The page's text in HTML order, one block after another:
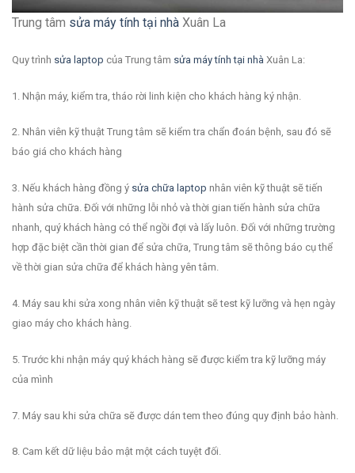
Trung tâm sửa máy tính tại nhà Xuân La
Quy trình sửa laptop của Trung tâm sửa máy tính tại nhà Xuân La:
1. Nhận máy, kiểm tra, tháo rời linh kiện cho khách hàng ký nhận.
2. Nhân viên kỹ thuật Trung tâm sẽ kiểm tra chẩn đoán bệnh, sau đó sẽ
báo giá cho khách hàng
3. Nếu khách hàng đồng ý sửa chữa laptop nhân viên kỹ thuật sẽ tiến
hành sửa chữa. Đối với những lỗi nhỏ và thời gian tiến hành sửa chữa
nhanh, quý khách hàng có thể ngồi đợi và lấy luôn. Đối với những trường
hợp đặc biệt cần thời gian để sửa chữa, Trung tâm sẽ thông báo cụ thể
về thời gian sửa chữa để khách hàng yên tâm.
4. Máy sau khi sửa xong nhân viên kỹ thuật sẽ test kỹ lưỡng và hẹn ngày
giao máy cho khách hàng.
5. Trước khi nhận máy quý khách hàng sẽ được kiểm tra kỹ lưỡng máy
của mình
7. Máy sau khi sửa chữa sẽ được dán tem theo đúng quy định bảo hành.
8. Cam kết dữ liệu bảo mật một cách tuyệt đối.